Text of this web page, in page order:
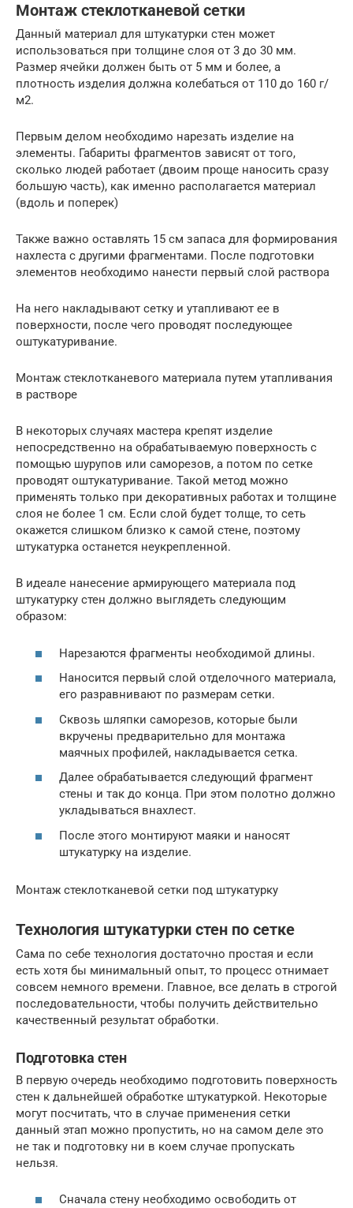
Монтаж стеклотканевой сетки
Данный материал для штукатурки стен может
использоваться при толщине слоя от 3 до 30 мм.
Размер ячейки должен быть от 5 мм и более, а
плотность изделия должна колебаться от 110 до 160 г/
м2.
Первым делом необходимо нарезать изделие на
элементы. Габариты фрагментов зависят от того,
сколько людей работает (двоим проще наносить сразу
большую часть), как именно располагается материал
(вдоль и поперек)
Также важно оставлять 15 см запаса для формирования
нахлеста с другими фрагментами. После подготовки
элементов необходимо нанести первый слой раствора
На него накладывают сетку и утапливают ее в
поверхности, после чего проводят последующее
оштукатуривание.
Монтаж стеклотканевого материала путем утапливания
в растворе
В некоторых случаях мастера крепят изделие
непосредственно на обрабатываемую поверхность с
помощью шурупов или саморезов, а потом по сетке
проводят оштукатуривание. Такой метод можно
применять только при декоративных работах и толщине
слоя не более 1 см. Если слой будет толще, то сеть
окажется слишком близко к самой стене, поэтому
штукатурка останется неукрепленной.
В идеале нанесение армирующего материала под
штукатурку стен должно выглядеть следующим
образом:
Нарезаются фрагменты необходимой длины.
Наносится первый слой отделочного материала,
его разравнивают по размерам сетки.
Сквозь шляпки саморезов, которые были
вкручены предварительно для монтажа
маячных профилей, накладывается сетка.
Далее обрабатывается следующий фрагмент
стены и так до конца. При этом полотно должно
укладываться внахлест.
После этого монтируют маяки и наносят
штукатурку на изделие.
Монтаж стеклотканевой сетки под штукатурку
Технология штукатурки стен по сетке
Сама по себе технология достаточно простая и если
есть хотя бы минимальный опыт, то процесс отнимает
совсем немного времени. Главное, все делать в строгой
последовательности, чтобы получить действительно
качественный результат обработки.
Подготовка стен
В первую очередь необходимо подготовить поверхность
стен к дальнейшей обработке штукатуркой. Некоторые
могут посчитать, что в случае применения сетки
данный этап можно пропустить, но на самом деле это
не так и подготовку ни в коем случае пропускать
нельзя.
Сначала стену необходимо освободить от